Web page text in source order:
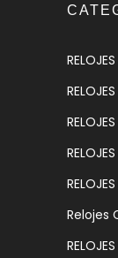
Relojes